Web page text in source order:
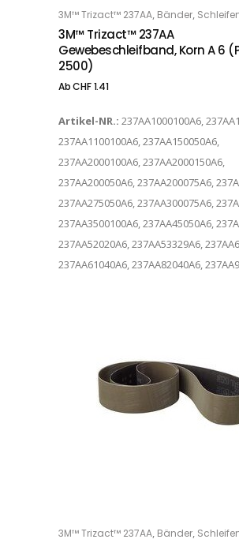
OPTIONS
3M™ Trizact™ 237AA, Bänder,
3M™ Trizact™ 237AA
Gewebeschleifband, Korn A 6
2500)
AbCHF1.41
Artikel-NR.: 237AA1000100A6,
237AA1100100A6, 237AA150050A6,
237AA2000100A6, 237AA2000150A6,
237AA200050A6, 237AA200075A6,
237AA275050A6, 237AA300075A6,
237AA3500100A6, 237AA45050A6,
237AA52020A6, 237AA53329A6,
237AA61040A6, 237AA82040A6,
OPTIONS
3M™ Trizact™ 237AA, Bänder,